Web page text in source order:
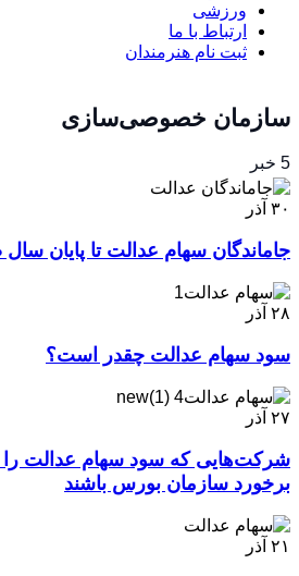
ورزشی
ارتباط با ما
ثبت نام هنرمندان
سازمان خصوصی‌سازی
5 خبر
۳۰ آذر
جاماندگان سهام عدالت تا پایان
۲۸ آذر
سود سهام عدالت چقدر است؟
۲۷ آذر
شرکت‌هایی که سود سهام عدالت را
برخورد سازمان بورس باشند
۲۱ آذر